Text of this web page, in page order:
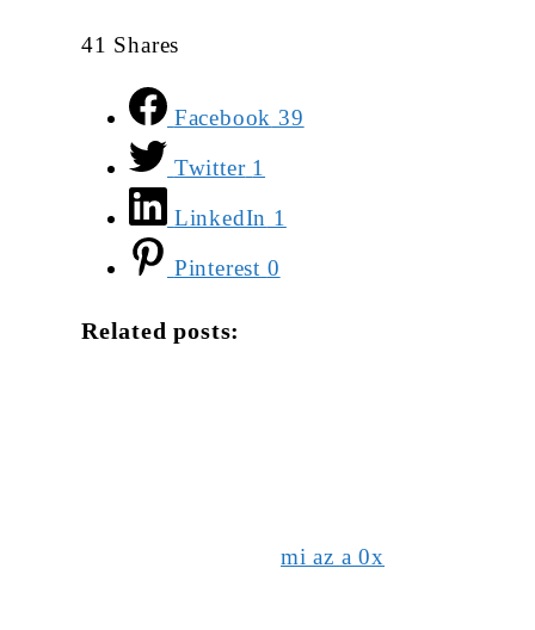
41 Shares
Facebook 39
Twitter 1
LinkedIn 1
Pinterest 0
Related posts:
mi az a 0x